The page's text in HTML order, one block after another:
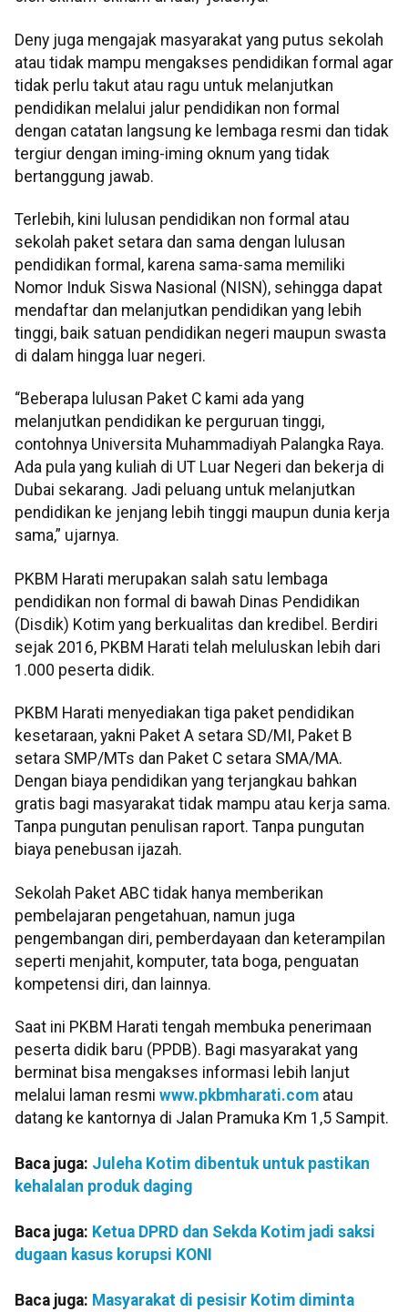
Deny juga mengajak masyarakat yang putus sekolah
atau tidak mampu mengakses pendidikan formal agar
tidak perlu takut atau ragu untuk melanjutkan
pendidikan melalui jalur pendidikan non formal
dengan catatan langsung ke lembaga resmi dan tidak
tergiur dengan iming-iming oknum yang tidak
bertanggung jawab.
Terlebih, kini lulusan pendidikan non formal atau
sekolah paket setara dan sama dengan lulusan
pendidikan formal, karena sama-sama memiliki
Nomor Induk Siswa Nasional (NISN), sehingga dapat
mendaftar dan melanjutkan pendidikan yang lebih
tinggi, baik satuan pendidikan negeri maupun swasta
di dalam hingga luar negeri.
“Beberapa lulusan Paket C kami ada yang
melanjutkan pendidikan ke perguruan tinggi,
contohnya Universita Muhammadiyah Palangka Raya.
Ada pula yang kuliah di UT Luar Negeri dan bekerja di
Dubai sekarang. Jadi peluang untuk melanjutkan
pendidikan ke jenjang lebih tinggi maupun dunia kerja
sama,” ujarnya.
PKBM Harati merupakan salah satu lembaga
pendidikan non formal di bawah Dinas Pendidikan
(Disdik) Kotim yang berkualitas dan kredibel. Berdiri
sejak 2016, PKBM Harati telah meluluskan lebih dari
1.000 peserta didik.
PKBM Harati menyediakan tiga paket pendidikan
kesetaraan, yakni Paket A setara SD/MI, Paket B
setara SMP/MTs dan Paket C setara SMA/MA.
Dengan biaya pendidikan yang terjangkau bahkan
gratis bagi masyarakat tidak mampu atau kerja sama.
Tanpa pungutan penulisan raport. Tanpa pungutan
biaya penebusan ijazah.
Sekolah Paket ABC tidak hanya memberikan
pembelajaran pengetahuan, namun juga
pengembangan diri, pemberdayaan dan keterampilan
seperti menjahit, komputer, tata boga, penguatan
kompetensi diri, dan lainnya.
Saat ini PKBM Harati tengah membuka penerimaan
peserta didik baru (PPDB). Bagi masyarakat yang
berminat bisa mengakses informasi lebih lanjut
melalui laman resmi www.pkbmharati.com atau
datang ke kantornya di Jalan Pramuka Km 1,5 Sampit.
Baca juga: Juleha Kotim dibentuk untuk pastikan
kehalalan produk daging
Baca juga: Ketua DPRD dan Sekda Kotim jadi saksi
dugaan kasus korupsi KONI
Baca juga: Masyarakat di pesisir Kotim diminta